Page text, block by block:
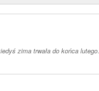
zima trwała do końca